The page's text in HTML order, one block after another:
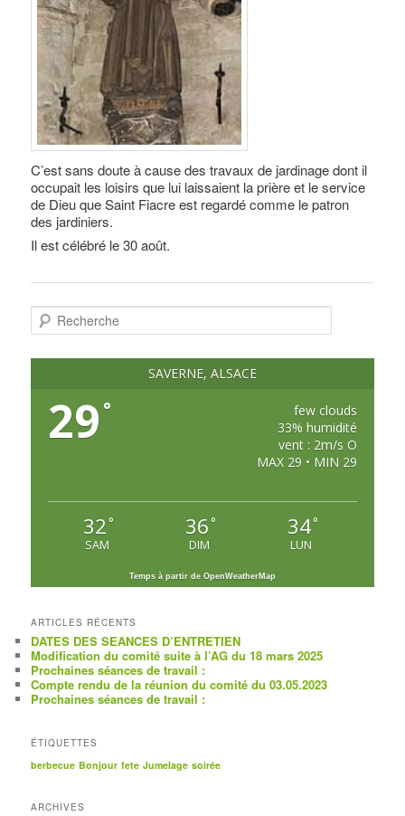
C’est sans doute à cause des travaux de jardinage dont il
occupait les loisirs que lui laissaient la prière et le service
de Dieu que Saint Fiacre est regardé comme le patron
des jardiniers.
Il est célébré le 30 août.
c
SAVERNE, ALSACE
29 °
few clouds
33% humidité
vent : 2m/s O
MAX 29 • MIN 29
32 °
SAM
36 °
DIM
34°
LUN
Temps à partir de OpenWeatherMap
ARTICLES RÉCENTS
DATES DES SEANCES D’ENTRETIEN
Modification du comité suite à l’AG du 18 mars 2025
Prochaines séances de travail :
Compte rendu de la réunion du comité du 03.05.2023
Prochaines séances de travail :
ÉTIQUETTES
berbecue Bonjour fete Jumelage soirée
ARCHIVES